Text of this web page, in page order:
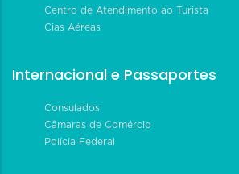
Centro de Atendimento ao Turista
Cias Aéreas
Internacional e Passaportes
Consulados
Câmaras de Comércio
Polícia Federal